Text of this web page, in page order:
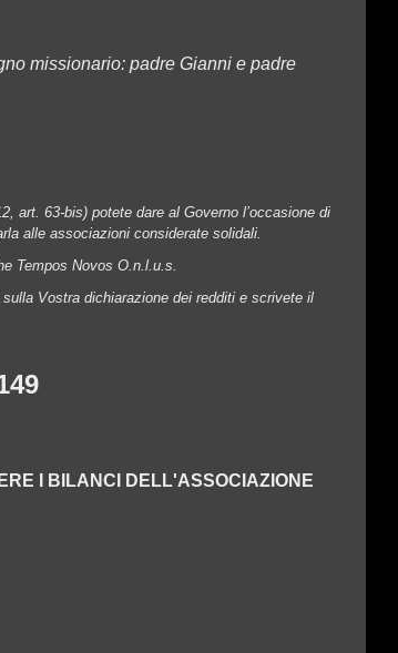
missionario: padre Gianni e padre
art. 63-bis) potete dare al Governo l’occasione di
alle associazioni considerate solidali.
Tempos Novos O.n.l.u.s.
Vostra dichiarazione dei redditi e scrivete il
I BILANCI DELL'ASSOCIAZIONE